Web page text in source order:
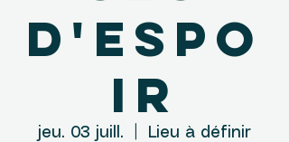
d'espo
ir
jeu. 03 juill. Lieu à définir